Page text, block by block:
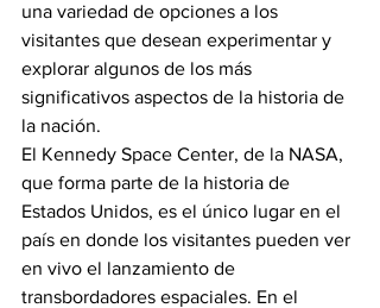
una variedad de opciones a los
visitantes que desean experimentar y
explorar algunos de los más
significativos aspectos de la historia de
la nación.
El Kennedy Space Center, de la NASA,
que forma parte de la historia de
Estados Unidos, es el único lugar en el
país en donde los visitantes pueden ver
en vivo el lanzamiento de
transbordadores espaciales. En el